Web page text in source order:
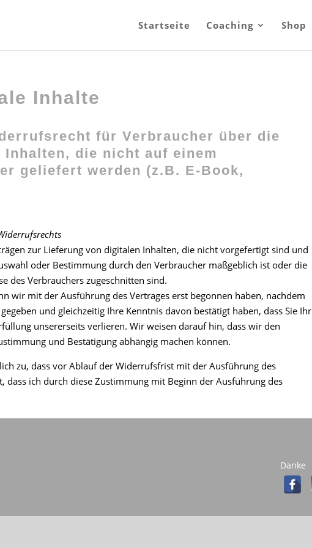
Startseite Coaching Shop
Inhalte
für Verbraucher über die
die nicht auf einem
geliefert werden (z.B. E-Book,
zur Lieferung von digitalen Inhalten, die nicht vorgefertigt sind und
oder Bestimmung durch den Verbraucher maßgeblich ist oder die
des Verbrauchers zugeschnitten sind.
wir mit der Ausführung des Vertrages erst begonnen haben, nachdem
und gleichzeitig Ihre Kenntnis davon bestätigt haben, dass Sie Ihr
unsererseits verlieren. Wir weisen darauf hin, dass wir den
und Bestätigung abhängig machen können.
zu, dass vor Ablauf der Widerrufsfrist mit der Ausführung des
dass ich durch diese Zustimmung mit Beginn der Ausführung des
Danke